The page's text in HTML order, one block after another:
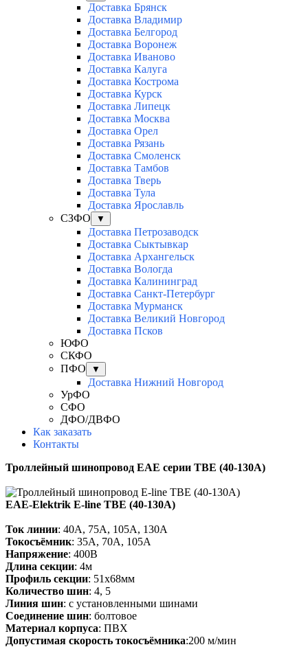
Доставка Брянск
Доставка Владимир
Доставка Белгород
Доставка Воронеж
Доставка Иваново
Доставка Калуга
Доставка Кострома
Доставка Курск
Доставка Липецк
Доставка Москва
Доставка Орел
Доставка Рязань
Доставка Смоленск
Доставка Тамбов
Доставка Тверь
Доставка Тула
Доставка Ярославль
СЗФО
▼
Доставка Петрозаводск
Доставка Сыктывкар
Доставка Архангельск
Доставка Вологда
Доставка Калининград
Доставка Санкт-Петербург
Доставка Мурманск
Доставка Великий Новгород
Доставка Псков
ЮФО
СКФО
ПФО
▼
Доставка Нижний Новгород
УрФО
СФО
ДФО/ДВФО
Как заказать
Контакты
Троллейный шинопровод EAE серии TBE (40-130A)
EAE-Elektrik E-line TBЕ (40-130А)
Ток линии: 40А, 75А, 105А, 130А
Токосъёмник: 35А, 70А, 105А
Напряжение: 400В
Длина секции: 4м
Профиль секции: 51х68мм
Количество шин: 4, 5
Линия шин: с установленными шинами
Соединение шин: болтовое
Материал корпуса: ПВХ
Допустимая скорость токосъёмника:200 м/мин